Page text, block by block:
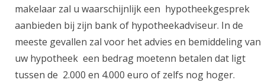
makelaar zal u waarschijnlijk een hypotheekgesprek
aanbieden bij zijn bank of hypotheekadviseur. In de
meeste gevallen zal voor het advies en bemiddeling van
uw hypotheek een bedrag moetenn betalen dat ligt
tussen de 2.000 en 4.000 euro of zelfs nog hoger.